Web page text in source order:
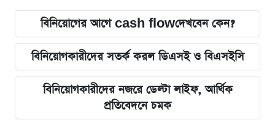
বিনিয়োগের আগে cash flowদেখবেন কেন?
বিনিয়োগকারীদের সতর্ক করল ডিএসই ও বিএসইসি
বিনিয়োগকারীদের নজরে ডেল্টা লাইফ, আর্থিক
প্রতিবেদনে চমক